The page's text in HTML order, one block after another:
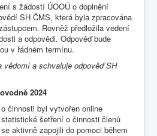
s žádostí ÚOOÚ o doplnění
SH ČMS, která byla zpracována
Rovněž předložila vedení
a odpovědi. Odpověď bude
v řádném termínu.
vědomí a schvaluje odpověď SH
2024
činnosti byl vytvořen online
šetření o činnosti členů
aktivně zapojili do pomoci během